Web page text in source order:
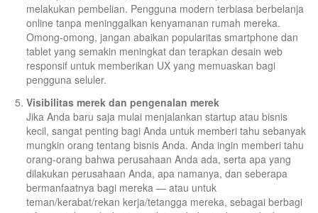
melakukan pembelian. Pengguna modern terbiasa berbelanja
online tanpa meninggalkan kenyamanan rumah mereka.
Omong-omong, jangan abaikan popularitas smartphone dan
tablet yang semakin meningkat dan terapkan desain web
responsif untuk memberikan UX yang memuaskan bagi
pengguna seluler.
Visibilitas merek dan pengenalan merek
Jika Anda baru saja mulai menjalankan startup atau bisnis
kecil, sangat penting bagi Anda untuk memberi tahu sebanyak
mungkin orang tentang bisnis Anda. Anda ingin memberi tahu
orang-orang bahwa perusahaan Anda ada, serta apa yang
dilakukan perusahaan Anda, apa namanya, dan seberapa
bermanfaatnya bagi mereka — atau untuk
teman/kerabat/rekan kerja/tetangga mereka, sebagai berbagi